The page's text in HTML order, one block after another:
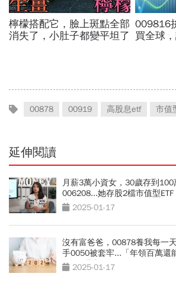
檸檬搭配它，臉上斑點全部
消失了，小肚子都變平坦了
009816
買全球
「最強
00878 00919 高股息etf 市值
延伸閱讀
月薪3萬小資女，30歲存到100
006208...她存股2檔市值型
賺10％」
2025-01-17
沒有富爸爸，00878養我每一
手0050被套牢...「年領百萬還
的7個理由
2025-01-17